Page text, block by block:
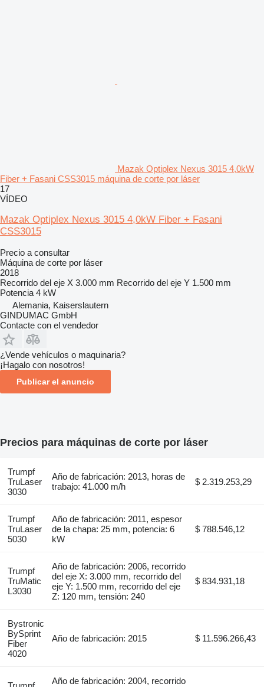
Mazak Optiplex Nexus 3015 4,0kW
Fiber + Fasani CSS3015 máquina de corte por láser
17
VÍDEO
Mazak Optiplex Nexus 3015 4,0kW Fiber + Fasani
CSS3015
Precio a consultar
Máquina de corte por láser
2018
Recorrido del eje X 3.000 mm Recorrido del eje Y 1.500 mm
Potencia 4 kW
Alemania, Kaiserslautern
GINDUMAC GmbH
Contacte con el vendedor
¿Vende vehículos o maquinaria?
¡Hagalo con nosotros!
Publicar el anuncio
Precios para máquinas de corte por láser
Trumpf
TruLaser
3030
Año de fabricación: 2013, horas de
trabajo: 41.000 m/h
$ 2.319.253,29
Trumpf
TruLaser
5030
Año de fabricación: 2011, espesor
de la chapa: 25 mm, potencia: 6
kW
$ 788.546,12
Trumpf
TruMatic
L3030
Año de fabricación: 2006, recorrido
del eje X: 3.000 mm, recorrido del
eje Y: 1.500 mm, recorrido del eje
Z: 120 mm, tensión: 240
$ 834.931,18
Bystronic
BySprint
Fiber
4020
Año de fabricación: 2015 $ 11.596.266,43
Año de fabricación: 2004, recorrido